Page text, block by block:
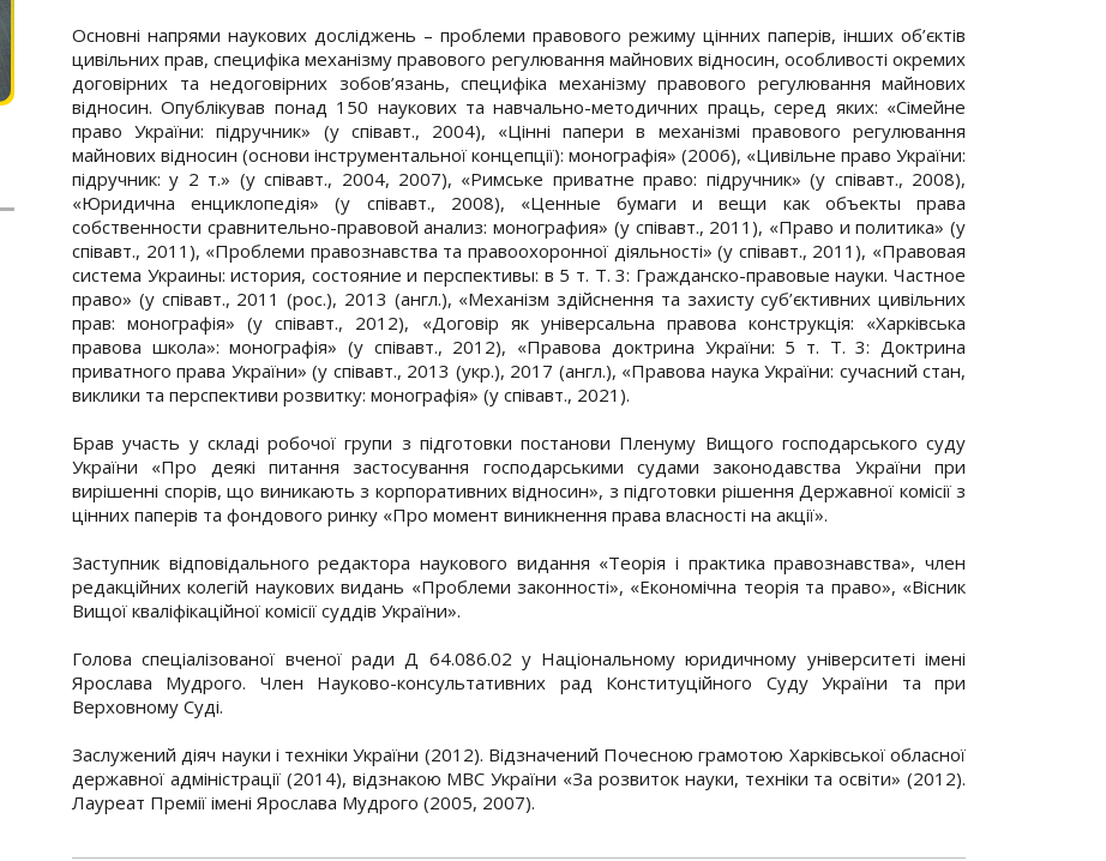
Основні напрями наукових досліджень – проблеми правового режиму цінних паперів, інших об’єктів
цивільних прав, специфіка механізму правового регулювання майнових відносин, особливості окремих
договірних та недоговірних зобов’язань, специфіка механізму правового регулювання майнових
відносин. Опублікував понад 150 наукових та навчально-методичних праць, серед яких: «Сімейне
право України: підручник» (у співавт., 2004), «Цінні папери в механізмі правового регулювання
майнових відносин (основи інструментальної концепції): монографія» (2006), «Цивільне право України:
підручник: у 2 т.» (у співавт., 2004, 2007), «Римське приватне право: підручник» (у співавт., 2008),
«Юридична енциклопедія» (у співавт., 2008), «Ценные бумаги и вещи как объекты права
собственности сравнительно-правовой анализ: монография» (у співавт., 2011), «Право и политика» (у
співавт., 2011), «Проблеми правознавства та правоохоронної діяльності» (у співавт., 2011), «Правовая
система Украины: история, состояние и перспективы: в 5 т. Т. 3: Гражданско-правовые науки. Частное
право» (у співавт., 2011 (рос.), 2013 (англ.), «Механізм здійснення та захисту суб’єктивних цивільних
прав: монографія» (у співавт., 2012), «Договір як універсальна правова конструкція: «Харківська
правова школа»: монографія» (у співавт., 2012), «Правова доктрина України: 5 т. Т. 3: Доктрина
приватного права України» (у співавт., 2013 (укр.), 2017 (англ.), «Правова наука України: сучасний стан,
виклики та перспективи розвитку: монографія» (у співавт., 2021).
Брав участь у складі робочої групи з підготовки постанови Пленуму Вищого господарського суду
України «Про деякі питання застосування господарськими судами законодавства України при
вирішенні спорів, що виникають з корпоративних відносин», з підготовки рішення Державної комісії з
цінних паперів та фондового ринку «Про момент виникнення права власності на акції».
Заступник відповідального редактора наукового видання «Теорія і практика правознавства», член
редакційних колегій наукових видань «Проблеми законності», «Економічна теорія та право», «Вісник
Вищої кваліфікаційної комісії суддів України».
Голова спеціалізованої вченої ради Д 64.086.02 у Національному юридичному університеті імені
Ярослава Мудрого. Член Науково-консультативних рад Конституційного Суду України та при
Верховному Суді.
Заслужений діяч науки і техніки України (2012). Відзначений Почесною грамотою Харківської обласної
державної адміністрації (2014), відзнакою МВС України «За розвиток науки, техніки та освіти» (2012).
Лауреат Премії імені Ярослава Мудрого (2005, 2007).